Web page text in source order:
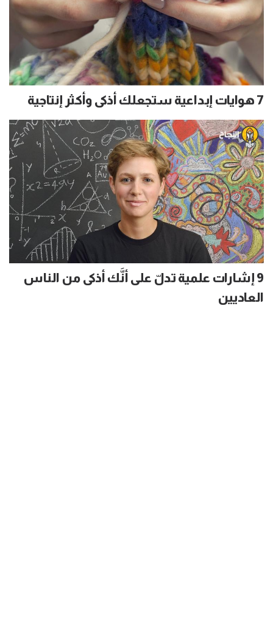
7 هوايات إبداعية ستجعلك أذكى وأكثر إنتاجية
9 إشارات علمية تدلّ على أنَّك أذكى من الناس
العاديين